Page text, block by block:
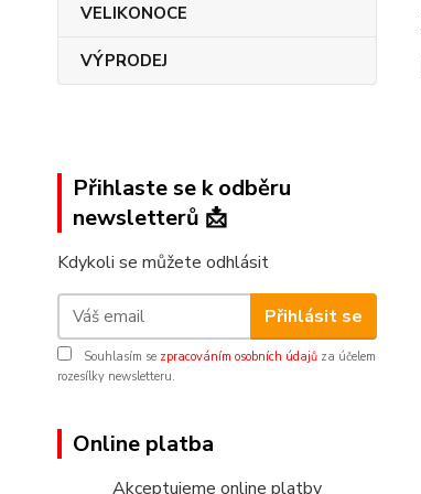
VELIKONOCE
VÝPRODEJ
Přihlaste se k odběru
newsletterů 📩
Kdykoli se můžete odhlásit
Přihlásit se
Souhlasím se zpracováním osobních údajů za účelem
rozesílky newsletteru.
Online platba
Akceptujeme online platby